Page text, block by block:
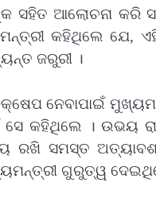
ସହିତ ଆଲୋଚନା କରି
କହିଥିଲେ ଯେ,
ଜରୁରୀ ।
ନେବାପାଇଁ
କହିଥିଲେ । ଉଭୟ
ରଖି ସମସ୍ତ
ଗୁରୁତ୍ୱ